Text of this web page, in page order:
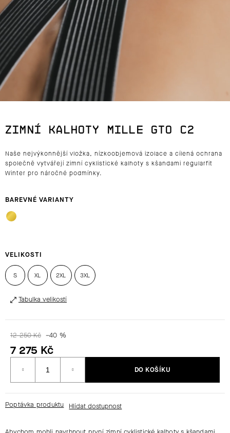
ZIMNÍ KALHOTY MILLE GTO C2
Naše nejvýkonnější vložka, nízkoobjemová izolace a cílená ochrana
společně vytvářejí zimní cyklistické kalhoty s kšandami regularfit
Winter pro náročné podmínky.
VELIKOSTI
S XL 2XL 3XL
Tabulka velikostí
12 250 Kč –40 %
7 275 Kč
cena:
DO KOŠÍKU
Poptávka produktu
J
E
T
E
J
Í
T
?
D
P
O
R
U
J
E
M